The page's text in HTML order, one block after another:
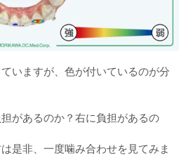
いますが、色が付いているのが分
があるのか？右に負担があるの
是非、一度噛み合わせを見てみま